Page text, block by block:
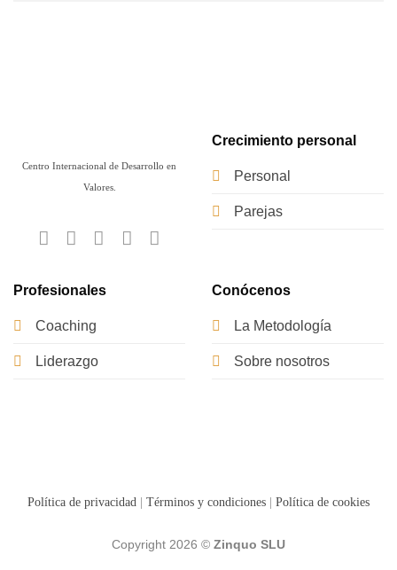
Centro Internacional de Desarrollo en
Valores.
Crecimiento personal
Personal
Parejas
Profesionales
Coaching
Liderazgo
Conócenos
La Metodología
Sobre nosotros
Política de privacidad | Términos y condiciones | Política de cookies
Copyright 2026 © Zinquo SLU